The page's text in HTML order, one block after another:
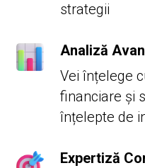
strategii
Analiză
Vei înțelege
financiare și
înțelepte de
Expertiză